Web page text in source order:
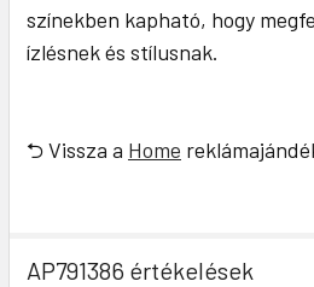
színekben kapható, hogy
ízlésnek és stílusnak.
⮌ Vissza a Home
AP791386 értékelések